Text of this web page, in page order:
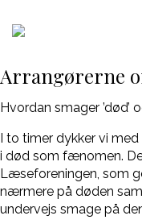
Arrangørerne
Hvordan smager ’død’
I to timer dykker vi
i død som fænomen.
Læseforeningen, som
nærmere på døden
undervejs smage på